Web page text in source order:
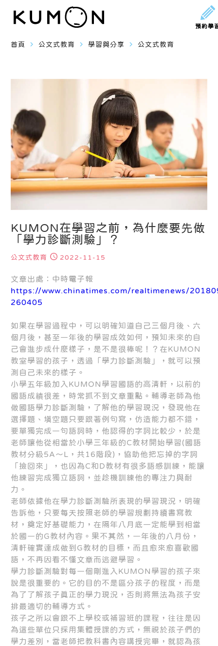
預約學
首頁 navigate_next 公文式教育 navigate_next 學習與分享 navigate_next 公文式教育
KUMON在學習之前，為什麼要先做
「學力診斷測驗」？
公文式教育 2022-11-15
文章出處：中時電子報
https://www.chinatimes.com/realtimenews/
260405
如果在學習過程中，可以明確知道自己三個月後、六
個月後，甚至一年後的學習成效如何，預知未來的自
己會進步成什麼樣子，是不是很棒呢！？在KUMON
教室學習的孩子，透過「學力診斷測驗」，就可以預
測自己未來的樣子。
小學五年級加入KUMON學習國語的高清軒，以前的
國語成績很差，時常抓不到文章重點。輔導老師為他
做國語學力診斷測驗，了解他的學習現況，發現他在
選擇題、填空題只要跟著例句寫，仿造能力都不錯，
要單獨完成一句語詞時，他認得的字詞比較少，於是
老師讓他從相當於小學三年級的C教材開始學習(國語
教材分級5A～L，共16階段)，協助他把忘掉的字詞
「撿回來」，也因為C和D教材有很多語感訓練，能讓
他練習完成獨立語詞，並趁機訓練他的專注力與耐
力。
老師依據他在學力診斷測驗所表現的學習現況，明確
告訴他，只要每天按照老師的學習規劃持續書寫教
材，奠定好基礎能力，在隔年八月底一定能學到相當
於國一的G教材內容。果不其然，一年後的八月份，
清軒確實達成做到G教材的目標，而且愈來愈喜歡國
語，不再因看不懂文章而逃避學習。
學力診斷測驗對每一個剛進入KUMON學習的孩子來
說是很重要的。它的目的不是區分孩子的程度，而是
為了了解孩子真正的學力現況，否則將無法為孩子安
排最適切的輔導方式。
孩子之所以會跟不上學校或補習班的課程，往往是因
為這些單位只採用集體授課的方式，無視於孩子們的
學力差別，當老師把教科書內容講授完畢，就認為孩